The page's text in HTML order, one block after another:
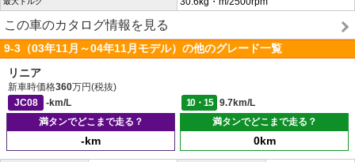
この車のカタログ情報を見る
9-3（03年11月～04年11月モデル）の他のグレード一覧
リニア
新車時価格360万円(税抜)
JC08
-km/L 10・15
9.7km/L
満タンでどこまで走る？
-km
満タンでどこまで走る？
0km